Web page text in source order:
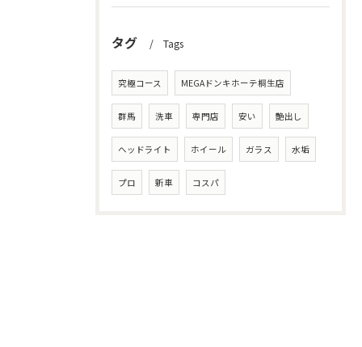
タグ Tags
究極コース MEGAドンキホーテ桐生店
群馬 洗車 専門店 安い 艶出し
ヘッドライト ホイール ガラス 水垢
プロ 新車 コスパ